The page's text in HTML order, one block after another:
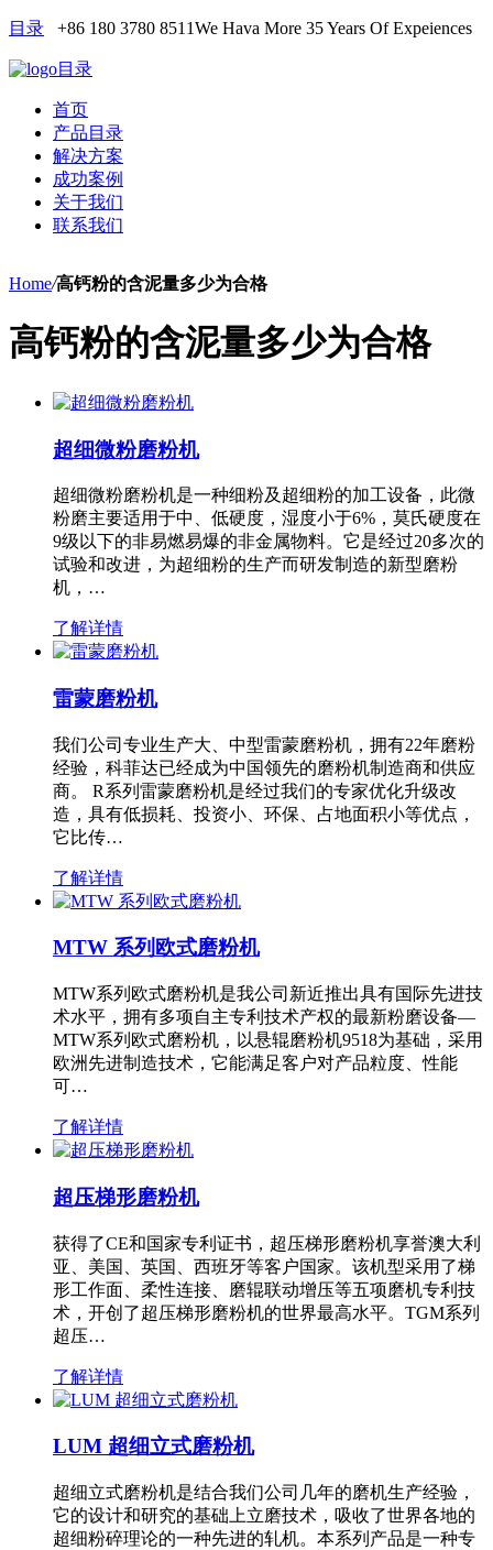
目录 +86 180 3780 8511We Hava More 35 Years Of Expeiences
目录
首页
产品目录
解决方案
成功案例
关于我们
联系我们
Home/高钙粉的含泥量多少为合格
高钙粉的含泥量多少为合格
超细微粉磨粉机
超细微粉磨粉机是一种细粉及超细粉的加工设备，此微
粉磨主要适用于中、低硬度，湿度小于6%，莫氏硬度在
9级以下的非易燃易爆的非金属物料。它是经过20多次的
试验和改进，为超细粉的生产而研发制造的新型磨粉
机，…
了解详情
雷蒙磨粉机
我们公司专业生产大、中型雷蒙磨粉机，拥有22年磨粉
经验，科菲达已经成为中国领先的磨粉机制造商和供应
商。 R系列雷蒙磨粉机是经过我们的专家优化升级改
造，具有低损耗、投资小、环保、占地面积小等优点，
它比传…
了解详情
MTW 系列欧式磨粉机
MTW系列欧式磨粉机是我公司新近推出具有国际先进技
术水平，拥有多项自主专利技术产权的最新粉磨设备—
MTW系列欧式磨粉机，以悬辊磨粉机9518为基础，采用
欧洲先进制造技术，它能满足客户对产品粒度、性能
可…
了解详情
超压梯形磨粉机
获得了CE和国家专利证书，超压梯形磨粉机享誉澳大利
亚、美国、英国、西班牙等客户国家。该机型采用了梯
形工作面、柔性连接、磨辊联动增压等五项磨机专利技
术，开创了超压梯形磨粉机的世界最高水平。TGM系列
超压…
了解详情
LUM 超细立式磨粉机
超细立式磨粉机是结合我们公司几年的磨机生产经验，
它的设计和研究的基础上立磨技术，吸收了世界各地的
超细粉碎理论的一种先进的轧机。本系列产品是一种专